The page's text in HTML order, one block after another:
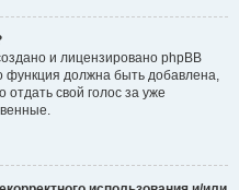
и лицензировано phpBB
функция должна быть добавлена,
отдать свой голос за уже